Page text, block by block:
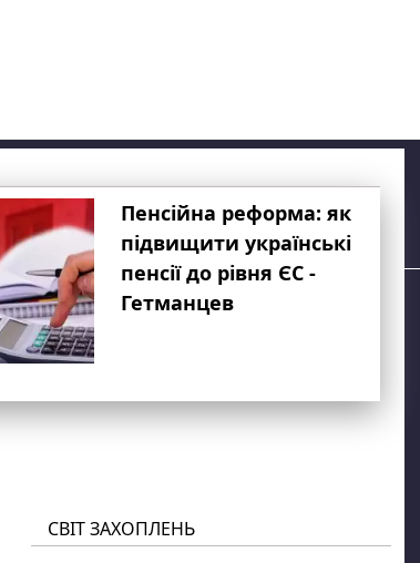
Пенсійна реформа: як
підвищити українські
пенсії до рівня ЄС -
Гетманцев
СВІТ ЗАХОПЛЕНЬ